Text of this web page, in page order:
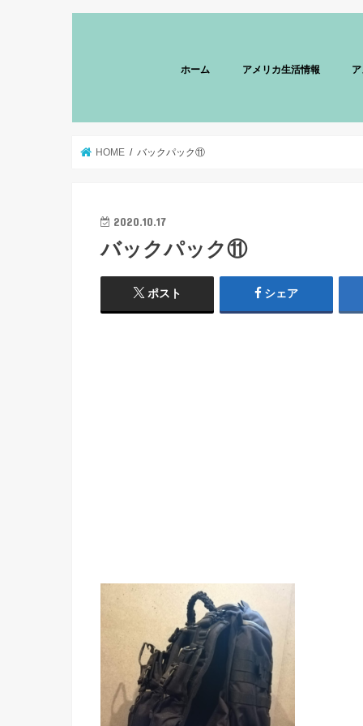
ホーム アメリカ生活情報
HOME バックパック⑪
2020.10.17
バックパック⑪
ポスト シェア